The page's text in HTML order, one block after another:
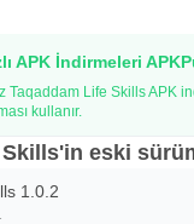
APK İndirmeleri
Taqaddam Life Skills APK
kullanır.
eski
1.0.2